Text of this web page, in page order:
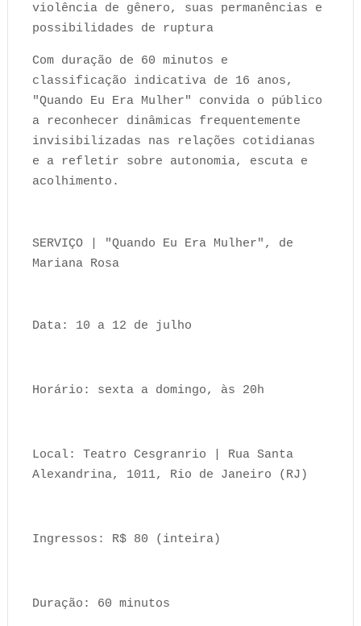
violência de gênero, suas permanências e
possibilidades de ruptura
Com duração de 60 minutos e
classificação indicativa de 16 anos,
"Quando Eu Era Mulher" convida o público
a reconhecer dinâmicas frequentemente
invisibilizadas nas relações cotidianas
e a refletir sobre autonomia, escuta e
acolhimento.
SERVIÇO | "Quando Eu Era Mulher", de
Mariana Rosa
Data: 10 a 12 de julho
Horário: sexta a domingo, às 20h
Local: Teatro Cesgranrio | Rua Santa
Alexandrina, 1011, Rio de Janeiro (RJ)
Ingressos: R$ 80 (inteira)
Duração: 60 minutos